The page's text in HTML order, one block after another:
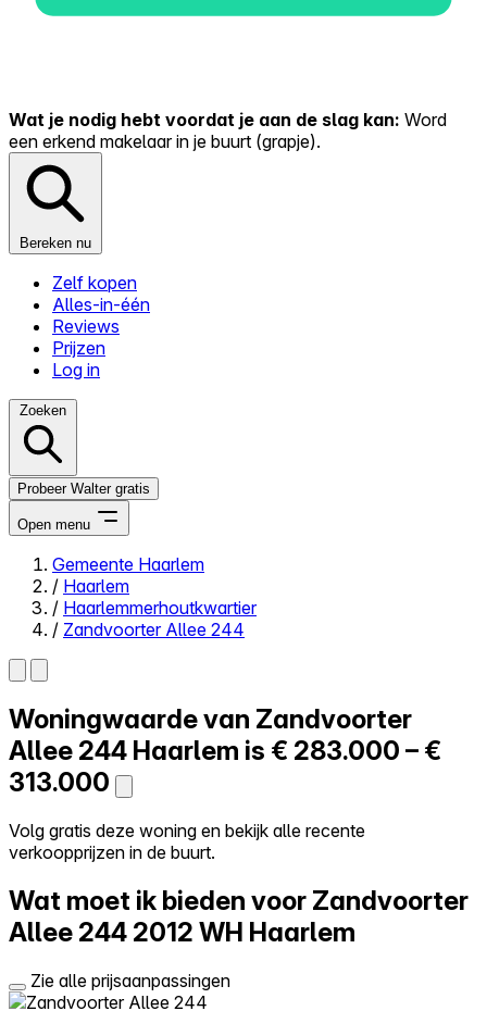
Wat je nodig hebt voordat je aan de slag kan: Word
een erkend makelaar in je buurt (grapje).
Bereken nu
Zelf kopen
Alles-in-één
Reviews
Prijzen
Log in
Zoeken
Probeer Walter gratis
Open menu
Close menu
Zelf kopen
Alles-in-één
Reviews
Prijzen
Log in
Probeer Walter gratis
Gemeente Haarlem
/ Haarlem
/ Haarlemmerhoutkwartier
/ Zandvoorter Allee 244
Woningwaarde van Zandvoorter
Allee 244 Haarlem is € 283.000 – €
313.000
Volg gratis deze woning en bekijk alle recente
verkoopprijzen in de buurt.
Wat moet ik bieden voor Zandvoorter
Allee 244 2012 WH Haarlem
Zie alle prijsaanpassingen